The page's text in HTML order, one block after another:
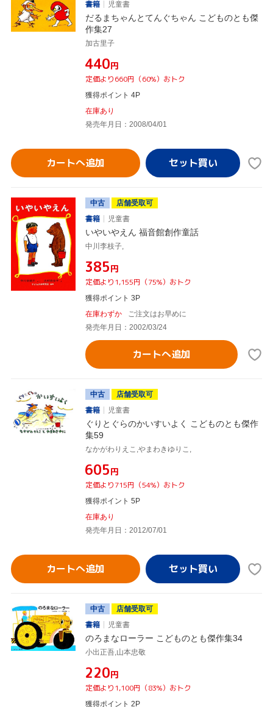
書籍 児童書
だるまちゃんとてんぐちゃん こどものとも傑
作集27
加古里子
¥440円
定価より660円（60%）おトク
獲得ポイント 4P
在庫あり
発売年月日：2008/04/01
カートへ追加
中古
店舗受取可
書籍
児童書
いやいやえん 福音館創作童話
中川李枝子,
¥385円
定価より1,155円（75%）おトク
獲得ポイント 3P
在庫わずか
ご注文はお早めに
発売年月日：2002/03/24
カートへ追加
中古
店舗受取可
書籍
児童書
ぐりとぐらのかいすいよく こどものとも傑作
集59
なかがわりえこ,やまわきゆりこ,
¥605円
定価より715円（54%）おトク
獲得ポイント 5P
在庫あり
発売年月日：2012/07/01
カートへ追加
中古
店舗受取可
書籍
児童書
のろまなローラー こどものとも傑作集34
小出正吾,山本忠敬
¥220円
定価より1,100円（83%）おトク
獲得ポイント 2P